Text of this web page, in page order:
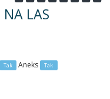
NA LAS
Tak Aneks Tak